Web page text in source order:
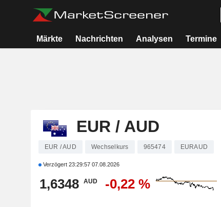
Märkte Nachrichten Analysen Termine
EUR / AUD
EUR / AUD Wechselkurs 965474 EURAUD
Verzögert 23:29:57 07.08.2026
1,6348 AUD -0,22 %